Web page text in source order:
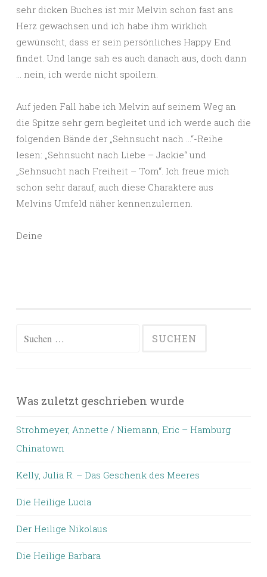
sehr dicken Buches ist mir Melvin schon fast ans
Herz gewachsen und ich habe ihm wirklich
gewünscht, dass er sein persönliches Happy End
findet. Und lange sah es auch danach aus, doch dann
… nein, ich werde nicht spoilern.
Auf jeden Fall habe ich Melvin auf seinem Weg an
die Spitze sehr gern begleitet und ich werde auch die
folgenden Bände der „Sehnsucht nach …“-Reihe
lesen: „Sehnsucht nach Liebe – Jackie“ und
„Sehnsucht nach Freiheit – Tom“. Ich freue mich
schon sehr darauf, auch diese Charaktere aus
Melvins Umfeld näher kennenzulernen.
Deine
Suchen
Was zuletzt geschrieben wurde
Strohmeyer, Annette / Niemann, Eric – Hamburg
Chinatown
Kelly, Julia R. – Das Geschenk des Meeres
Die Heilige Lucia
Der Heilige Nikolaus
Die Heilige Barbara